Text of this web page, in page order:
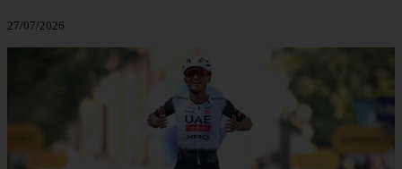
27/07/2026